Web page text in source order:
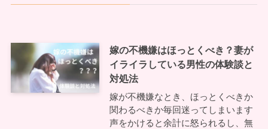
嫁の不機嫌はほっとくべき？妻が
イライラしている男性の体験談と
対処法
嫁が不機嫌なとき、ほっとくべきか
関わるべきか毎回迷ってしまいます
声をかけると余計に怒られるし、無